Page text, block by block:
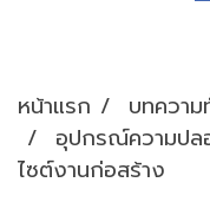
หน้าแรก บทควา
อุปกรณ์ความปล
ไซต์งานก่อสร้าง